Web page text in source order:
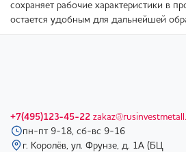
сохраняет рабочие характеристики в
остается удобным для дальнейшей
+7(495)123-45-22
пн-пт 9-18, сб-вс 9-16
г. Королёв, ул. Фрунзе, д. 1А (БЦ